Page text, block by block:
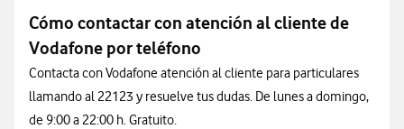
Cómo contactar con atención al cliente de
Vodafone por teléfono
Contacta con Vodafone atención al cliente para particulares
llamando al 22123 y resuelve tus dudas. De lunes a domingo,
de 9:00 a 22:00 h. Gratuito.